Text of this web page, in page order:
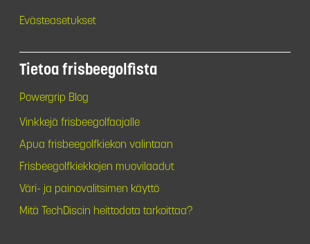
Evästeasetukset
Tietoa frisbeegolfista
Powergrip Blog
Vinkkejä frisbeegolfaajalle
Apua frisbeegolfkiekon valintaan
Frisbeegolfkiekkojen muovilaadut
Väri- ja painovalitsimen käyttö
Mitä TechDiscin heittodata tarkoittaa?